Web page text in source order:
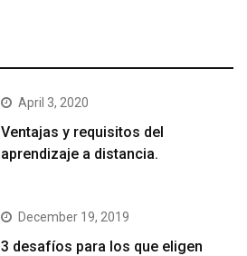
April 3, 2020
Ventajas y requisitos del
aprendizaje a distancia.
December 19, 2019
3 desafíos para los que eligen